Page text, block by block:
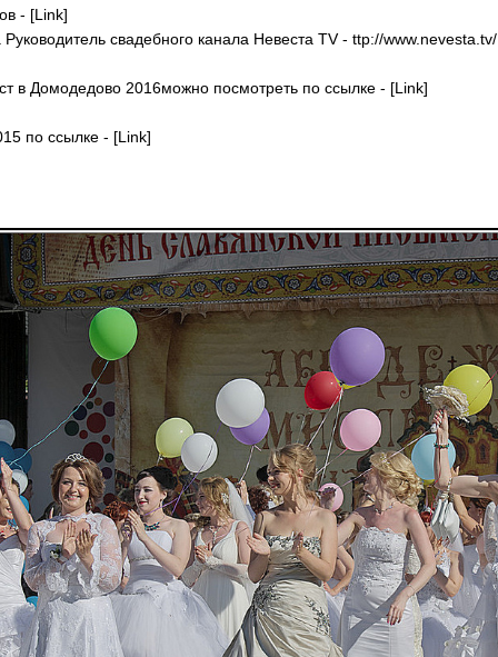
- [Link]
свадебного канала Невеста TV - ttp://www.nevesta.tv/
в Домодедово 2016можно посмотреть по ссылке - [Link]
по ссылке - [Link]